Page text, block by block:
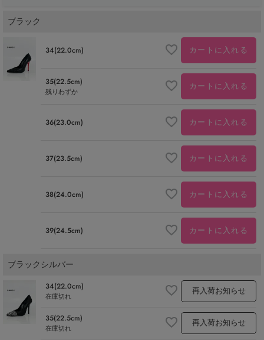
ブラック
34(22.0cm) カートに入れる
35(22.5cm)
残りわずか カートに入れる
36(23.0cm) カートに入れる
37(23.5cm) カートに入れる
38(24.0cm) カートに入れる
39(24.5cm) カートに入れる
ブラックシルバー
34(22.0cm)
在庫切れ 再入荷お知らせ
35(22.5cm)
在庫切れ 再入荷お知らせ